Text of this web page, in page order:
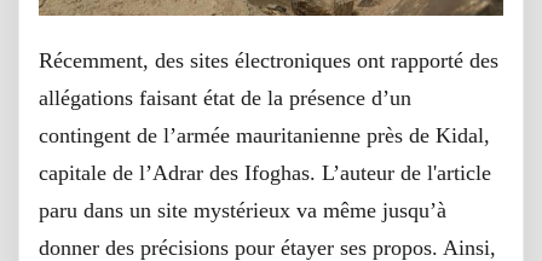
Récemment, des sites électroniques ont rapporté des
allégations faisant état de la présence d’un
contingent de l’armée mauritanienne près de Kidal,
capitale de l’Adrar des Ifoghas. L’auteur de l'article
paru dans un site mystérieux va même jusqu’à
donner des précisions pour étayer ses propos. Ainsi,